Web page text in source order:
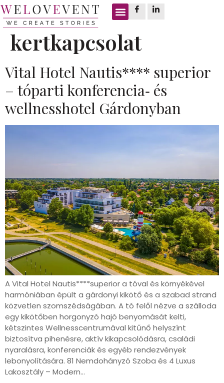
Címke:
kertkapcsolat
Vital Hotel Nautis**** superior
– tóparti konferencia‑ és
wellnesshotel Gárdonyban
A Vital Hotel Nautis****superior a tóval és környékével
harmóniában épült a gárdonyi kikötő és a szabad strand
közvetlen szomszédságában. A tó felől nézve a szálloda
egy kikötőben horgonyzó hajó benyomását kelti,
kétszintes Wellnesscentrumával kitűnő helyszínt
biztosítva pihenésre, aktív kikapcsolódásra, családi
nyaralásra, konferenciák és egyéb rendezvények
lebonyolítására. 81 Nemdohányzó Szoba és 4 Luxus
Lakosztály – Modern…